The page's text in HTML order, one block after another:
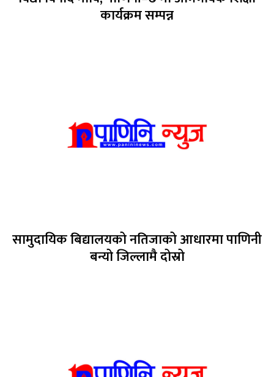
कार्यक्रम सम्पन्न
सामुदायिक बिद्यालयको नतिजाको आधारमा पाणिनी
बन्यो जिल्लामै दोस्रो